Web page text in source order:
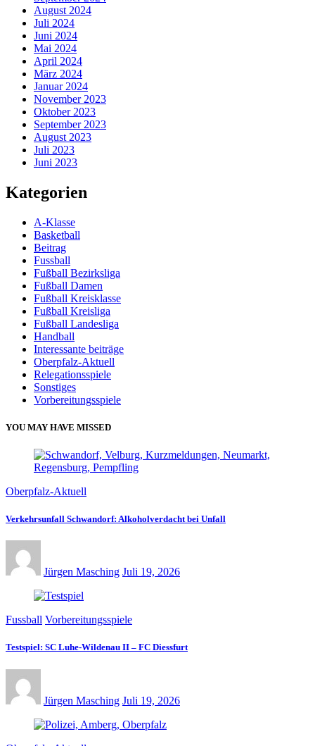
August 2024
Juli 2024
Juni 2024
Mai 2024
April 2024
März 2024
Januar 2024
November 2023
Oktober 2023
September 2023
August 2023
Juli 2023
Juni 2023
Kategorien
A-Klasse
Basketball
Beitrag
Fussball
Fußball Bezirksliga
Fußball Damen
Fußball Kreisklasse
Fußball Kreisliga
Fußball Landesliga
Handball
Interessante beiträge
Oberpfalz-Aktuell
Relegationsspiele
Sonstiges
Vorbereitungsspiele
YOU MAY HAVE MISSED
Oberpfalz-Aktuell
Verkehrsunfall Schwandorf: Alkoholverdacht bei Unfall
Jürgen Masching Juli 19, 2026
Fussball Vorbereitungsspiele
Testspiel: SC Luhe-Wildenau II – FC Diessfurt
Jürgen Masching Juli 19, 2026